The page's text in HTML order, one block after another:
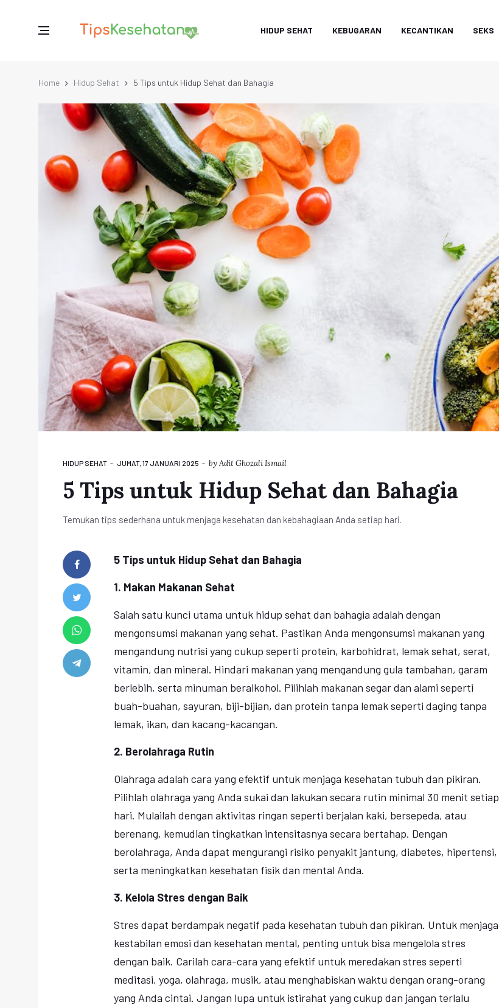
HIDUP SEHAT KEBUGARAN KECANTIKAN SEKS
Home Hidup Sehat 5 Tips untuk Hidup Sehat dan Bahagia
HIDUP SEHAT JUMAT, 17 JANUARI 2025 by Adit Ghozali Ismail
5 Tips untuk Hidup Sehat dan Bahagia
Temukan tips sederhana untuk menjaga kesehatan dan kebahagiaan Anda setiap hari.
5 Tips untuk Hidup Sehat dan Bahagia
1. Makan Makanan Sehat
Salah satu kunci utama untuk hidup sehat dan bahagia adalah dengan
mengonsumsi makanan yang sehat. Pastikan Anda mengonsumsi makanan yang
mengandung nutrisi yang cukup seperti protein, karbohidrat, lemak sehat, serat,
vitamin, dan mineral. Hindari makanan yang mengandung gula tambahan, garam
berlebih, serta minuman beralkohol. Pilihlah makanan segar dan alami seperti
buah-buahan, sayuran, biji-bijian, dan protein tanpa lemak seperti daging tanpa
lemak, ikan, dan kacang-kacangan.
2. Berolahraga Rutin
Olahraga adalah cara yang efektif untuk menjaga kesehatan tubuh dan pikiran.
Pilihlah olahraga yang Anda sukai dan lakukan secara rutin minimal 30 menit setiap
hari. Mulailah dengan aktivitas ringan seperti berjalan kaki, bersepeda, atau
berenang, kemudian tingkatkan intensitasnya secara bertahap. Dengan
berolahraga, Anda dapat mengurangi risiko penyakit jantung, diabetes, hipertensi,
serta meningkatkan kesehatan fisik dan mental Anda.
3. Kelola Stres dengan Baik
Stres dapat berdampak negatif pada kesehatan tubuh dan pikiran. Untuk menjaga
kestabilan emosi dan kesehatan mental, penting untuk bisa mengelola stres
dengan baik. Carilah cara-cara yang efektif untuk meredakan stres seperti
meditasi, yoga, olahraga, musik, atau menghabiskan waktu dengan orang-orang
yang Anda cintai. Jangan lupa untuk istirahat yang cukup dan jangan terlalu